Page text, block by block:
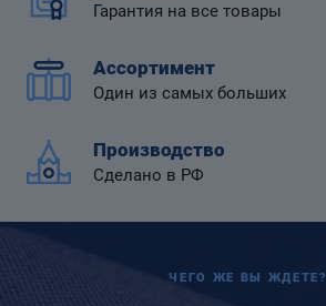
Гарантия на все товары
Ассортимент
Один из самых больших
Производство
Сделано в РФ
ЧЕГО ЖЕ ВЫ ЖДЕТЕ?